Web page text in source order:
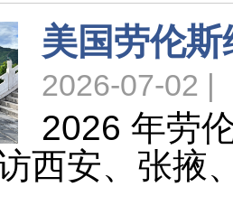
美国劳伦
2026-07-02 |
2026 年劳
西安、张掖